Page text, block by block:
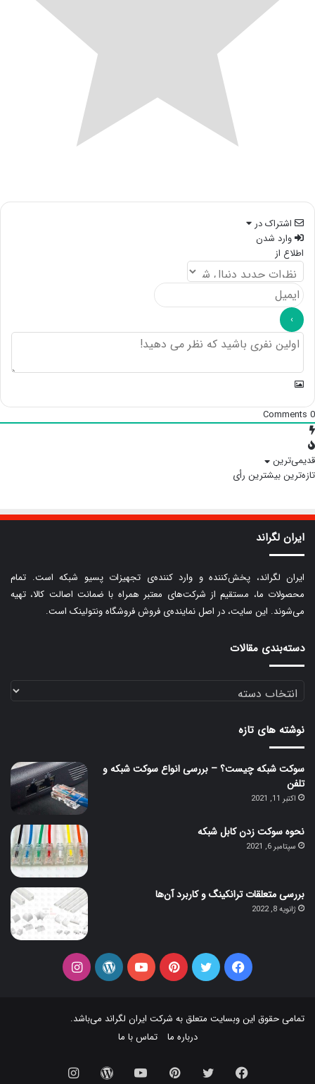
اشتراک در
وارد شدن
اطلاع از
0
قدیمی‌ترین
تازه‌ترینبیشترین رأی
ایران لگراند
ایران لگراند، پخش‌کننده و وارد کننده‌ی تجهیزات پسیو شبکه است. تمام
محصولات ما، مستقیم از شرکت‌های معتبر همراه با ضمانت اصالت کالا، تهیه
می‌شوند. این سایت، در اصل نماینده‌ی فروش فروشگاه ونتولینک است.
دسته‌بندی مقالات
دسته‌بندی
مقالات
نوشته های تازه
سوکت شبکه چیست؟ – بررسی انواع سوکت شبکه و
تلفن
اکتبر 11, 2021
نحوه سوکت زدن کابل شبکه
سپتامبر 6, 2021
بررسی متعلقات ترانکینگ و کاربرد آن‌ها
ژانویه 8, 2022
فیس توییتر‫پین‌ترستیوتیوبوردپرساینستاگرام
تمامی حقوق این وبسایت متعلق به شرکت ایران لگراند می‌باشد.
درباره ما
تماس با ما
فیس توییتر ‫پین‌ترستیوتیوبوردپرساینستاگرام